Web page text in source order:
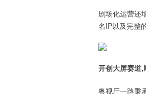
剧场化运营还
名IP以及完整
开创大屏赛道,
粤视厅一路秉